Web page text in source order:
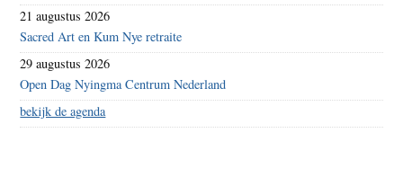
21 augustus 2026
Sacred Art en Kum Nye retraite
29 augustus 2026
Open Dag Nyingma Centrum Nederland
bekijk de agenda